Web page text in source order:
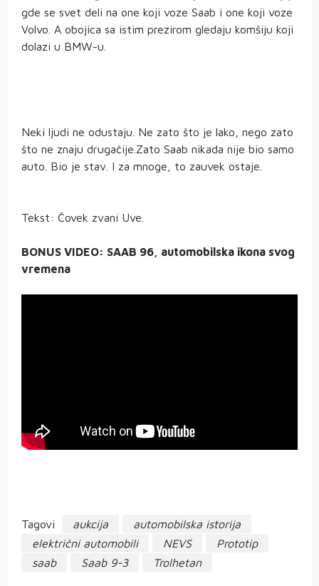
gde se svet deli na one koji voze Saab i one koji voze
Volvo. A obojica sa istim prezirom gledaju komšiju koji
dolazi u BMW-u.
Neki ljudi ne odustaju. Ne zato što je lako, nego zato
što ne znaju drugačije.Zato Saab nikada nije bio samo
auto. Bio je stav. I za mnoge, to zauvek ostaje.
Tekst: Čovek zvani Uve.
BONUS VIDEO: SAAB 96, automobilska ikona svog
vremena
Tagovi aukcija
automobilska istorija
električni automobili
NEVS
Prototip
saab
Saab 9-3 Trolhetan